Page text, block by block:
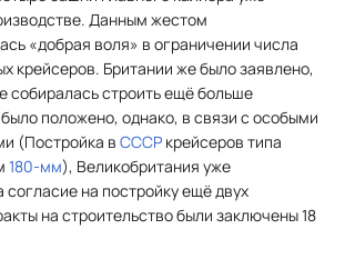
Данным жестом
«добрая воля» в ограничении числа
крейсеров. Британии же было заявлено,
собиралась строить ещё больше
положено, однако, в связи с особыми
(Постройка в СССР крейсеров типа
180-мм), Великобритания уже
на постройку ещё двух
на строительство были заключены 18